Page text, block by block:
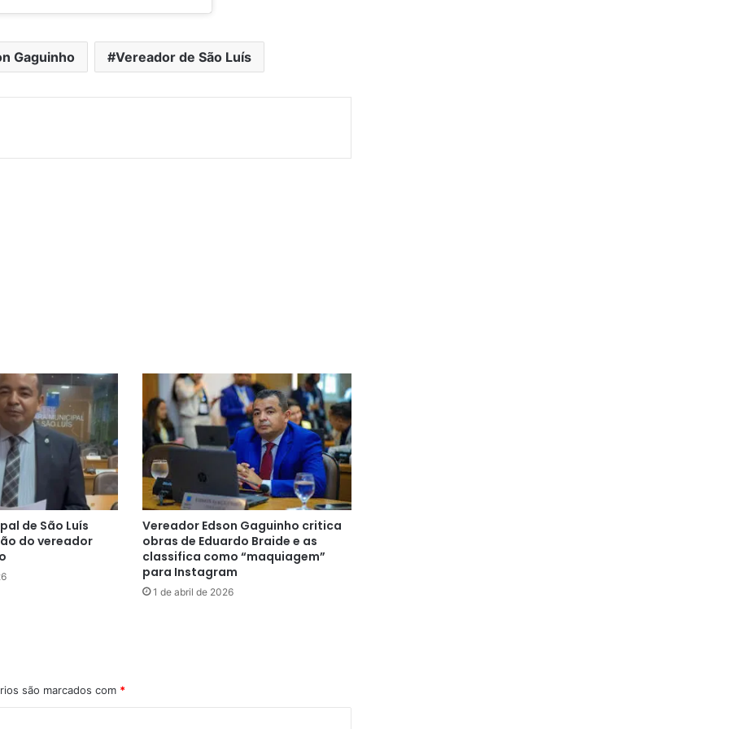
Gaguinho Vereador de São Luís
de São Luís
do vereador
Vereador Edson Gaguinho critica
obras de Eduardo Braide e as
classifica como “maquiagem”
para Instagram
1 de abril de 2026
são marcados com *